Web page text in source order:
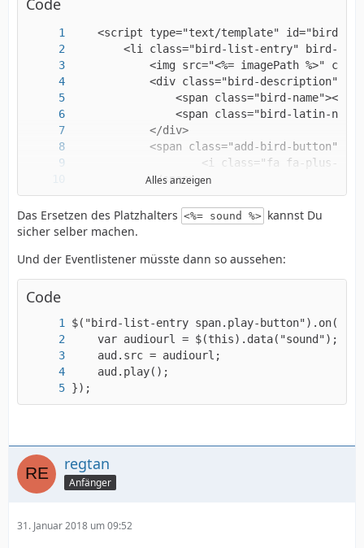
Code
    </script>
Alles anzeigen
Das Ersetzen des Platzhalters <%= sound %> kannst Du
sicher selber machen.
Und der Eventlistener müsste dann so aussehen:
Code
});
regtan
Anfänger
31. Januar 2018 um 09:52